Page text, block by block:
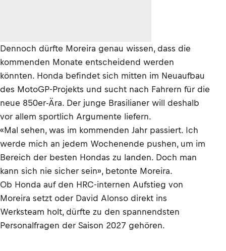
Dennoch dürfte Moreira genau wissen, dass die
kommenden Monate entscheidend werden
könnten. Honda befindet sich mitten im Neuaufbau
des MotoGP-Projekts und sucht nach Fahrern für die
neue 850er-Ära. Der junge Brasilianer will deshalb
vor allem sportlich Argumente liefern.
«Mal sehen, was im kommenden Jahr passiert. Ich
werde mich an jedem Wochenende pushen, um im
Bereich der besten Hondas zu landen. Doch man
kann sich nie sicher sein», betonte Moreira.
Ob Honda auf den HRC-internen Aufstieg von
Moreira setzt oder David Alonso direkt ins
Werksteam holt, dürfte zu den spannendsten
Personalfragen der Saison 2027 gehören.